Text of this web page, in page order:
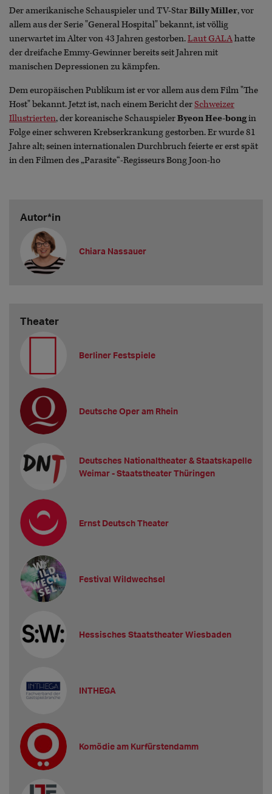
Der amerikanische Schauspieler und TV-StarBilly Miller, vor
allem aus der Serie "General Hospital" bekannt, ist völlig
unerwartet im Alter von 43 Jahren gestorben.Laut GALAhatte
der dreifache Emmy-Gewinner bereits seit Jahren mit
manischen Depressionen zu kämpfen.
Dem europäischen Publikum ist er vor allem aus dem Film "The
Host" bekannt. Jetzt ist, nach einem Bericht derSchweizer
Illustrierten, der koreanische SchauspielerByeon Hee-bongin
Folge einer schweren Krebserkrankung gestorben. Er wurde 81
Jahre alt; seinen internationalen Durchbruch feierte er erst spät
in den Filmen des „Parasite“-Regisseurs Bong Joon-ho
Autor*in
Chiara Nassauer
Theater
Berliner Festspiele
Deutsche Oper am Rhein
Deutsches Nationaltheater & Staatskapelle
Weimar - Staatstheater Thüringen
Ernst Deutsch Theater
Festival Wildwechsel
Hessisches Staatstheater Wiesbaden
INTHEGA
Komödie am Kurfürstendamm